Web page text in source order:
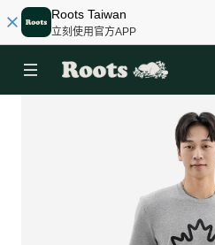
Roots Taiwan
立刻使用官方APP